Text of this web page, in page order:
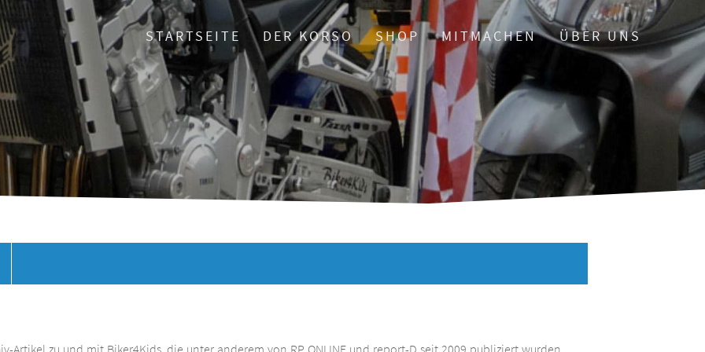
STARTSEITE DER KORSO SHOP MITMACHEN ÜBER UNS